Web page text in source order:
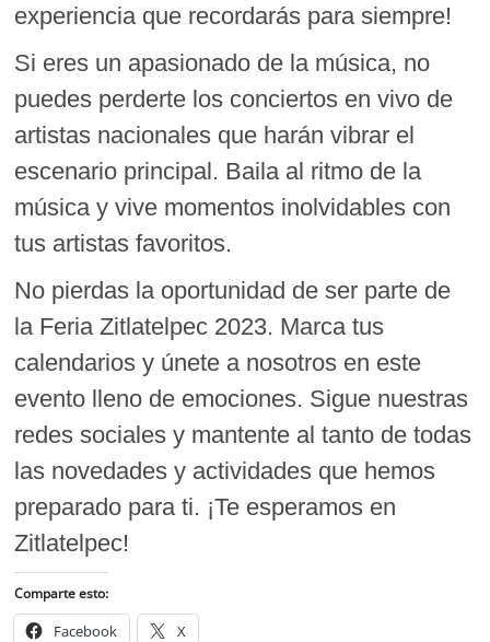
experiencia que recordarás para siempre!
Si eres un apasionado de la música, no
puedes perderte los conciertos en vivo de
artistas nacionales que harán vibrar el
escenario principal. Baila al ritmo de la
música y vive momentos inolvidables con
tus artistas favoritos.
No pierdas la oportunidad de ser parte de
la Feria Zitlatelpec 2023. Marca tus
calendarios y únete a nosotros en este
evento lleno de emociones. Sigue nuestras
redes sociales y mantente al tanto de todas
las novedades y actividades que hemos
preparado para ti. ¡Te esperamos en
Zitlatelpec!
Comparte esto:
Facebook X